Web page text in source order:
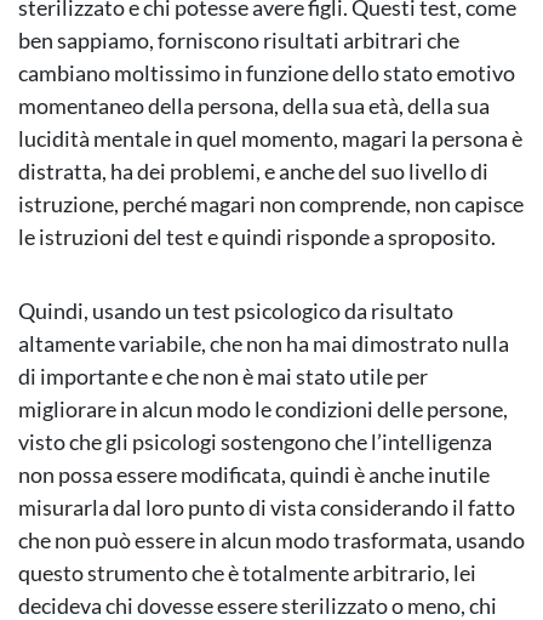
sterilizzato e chi potesse avere figli. Questi test, come
ben sappiamo, forniscono risultati arbitrari che
cambiano moltissimo in funzione dello stato emotivo
momentaneo della persona, della sua età, della sua
lucidità mentale in quel momento, magari la persona è
distratta, ha dei problemi, e anche del suo livello di
istruzione, perché magari non comprende, non capisce
le istruzioni del test e quindi risponde a sproposito.
Quindi, usando un test psicologico da risultato
altamente variabile, che non ha mai dimostrato nulla
di importante e che non è mai stato utile per
migliorare in alcun modo le condizioni delle persone,
visto che gli psicologi sostengono che l’intelligenza
non possa essere modificata, quindi è anche inutile
misurarla dal loro punto di vista considerando il fatto
che non può essere in alcun modo trasformata, usando
questo strumento che è totalmente arbitrario, lei
decideva chi dovesse essere sterilizzato o meno, chi